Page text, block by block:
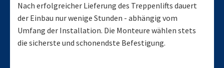
Nach erfolgreicher Lieferung des Treppenlifts dauert
der Einbau nur wenige Stunden - abhängig vom
Umfang der Installation. Die Monteure wählen stets
die sicherste und schonendste Befestigung.